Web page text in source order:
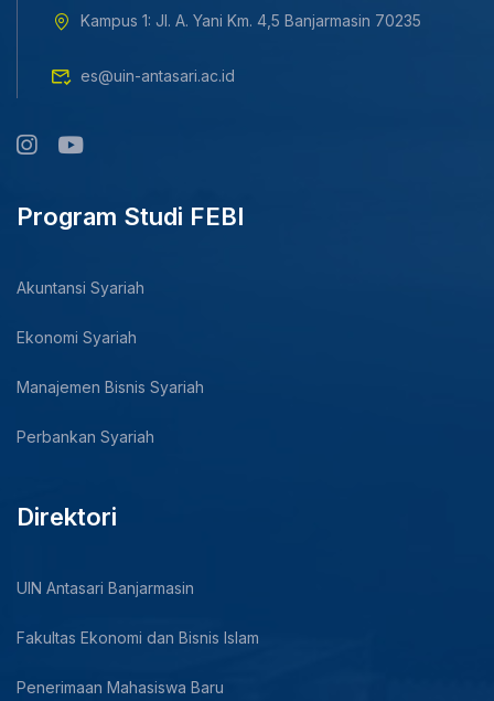
Kampus 1: Jl. A. Yani Km. 4,5 Banjarmasin 70235
es@uin-antasari.ac.id
Program Studi FEBI
Akuntansi Syariah
Ekonomi Syariah
Manajemen Bisnis Syariah
Perbankan Syariah
Direktori
UIN Antasari Banjarmasin
Fakultas Ekonomi dan Bisnis Islam
Penerimaan Mahasiswa Baru